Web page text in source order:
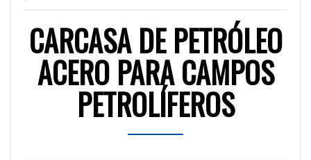
CARCASA DE PETRÓLEO
ACERO PARA CAMPOS
PETROLÍFEROS